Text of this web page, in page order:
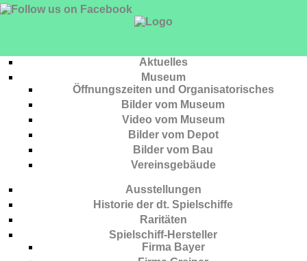
Aktuelles
Museum
Öffnungszeiten und Organisatorisches
Bilder vom Museum
Video vom Museum
Bilder vom Depot
Bilder vom Bau
Vereinsgebäude
Ausstellungen
Historie der dt. Spielschiffe
Raritäten
Spielschiff-Hersteller
Firma Bayer